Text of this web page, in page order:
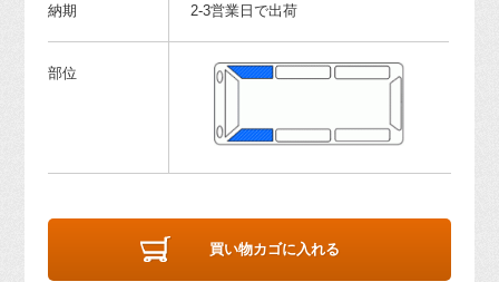
納期 2-3営業日で出荷
部位
買い物カゴに入れる